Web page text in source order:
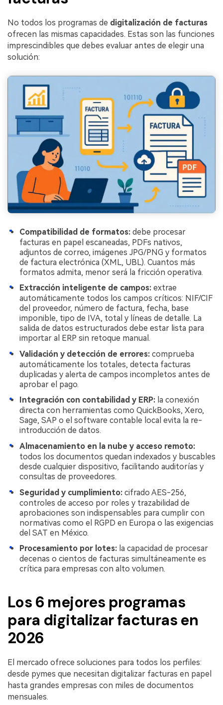
No todos los programas de digitalización de facturas
ofrecen las mismas capacidades. Estas son las funciones
imprescindibles que debes evaluar antes de elegir una
solución:
Compatibilidad de formatos: debe procesar
facturas en papel escaneadas, PDFs nativos,
adjuntos de correo, imágenes JPG/PNG y formatos
de factura electrónica (XML, UBL). Cuantos más
formatos admita, menor será la fricción operativa.
Extracción inteligente de campos: extrae
automáticamente todos los campos críticos: NIF/CIF
del proveedor, número de factura, fecha, base
imponible, tipo de IVA, total y líneas de detalle. La
salida de datos estructurados debe estar lista para
importar al ERP sin retoque manual.
Validación y detección de errores: comprueba
automáticamente los totales, detecta facturas
duplicadas y alerta de campos incompletos antes de
aprobar el pago.
Integración con contabilidad y ERP: la conexión
directa con herramientas como QuickBooks, Xero,
Sage, SAP o el software contable local evita la re-
introducción de datos.
Almacenamiento en la nube y acceso remoto:
todos los documentos quedan indexados y buscables
desde cualquier dispositivo, facilitando auditorías y
consultas de proveedores.
Seguridad y cumplimiento: cifrado AES-256,
controles de acceso por roles y trazabilidad de
aprobaciones son indispensables para cumplir con
normativas como el RGPD en Europa o las exigencias
del SAT en México.
Procesamiento por lotes: la capacidad de procesar
decenas o cientos de facturas simultáneamente es
crítica para empresas con alto volumen.
Los 6 mejores programas
para digitalizar facturas en
2026
El mercado ofrece soluciones para todos los perfiles:
desde pymes que necesitan digitalizar facturas en papel
hasta grandes empresas con miles de documentos
mensuales.